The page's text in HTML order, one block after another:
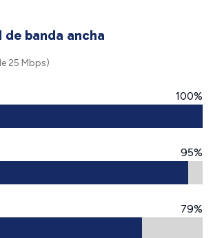
de banda ancha
25 Mbps)
100%
95%
79%